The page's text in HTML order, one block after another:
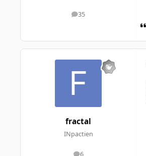
35
messages
fractal
INpactien